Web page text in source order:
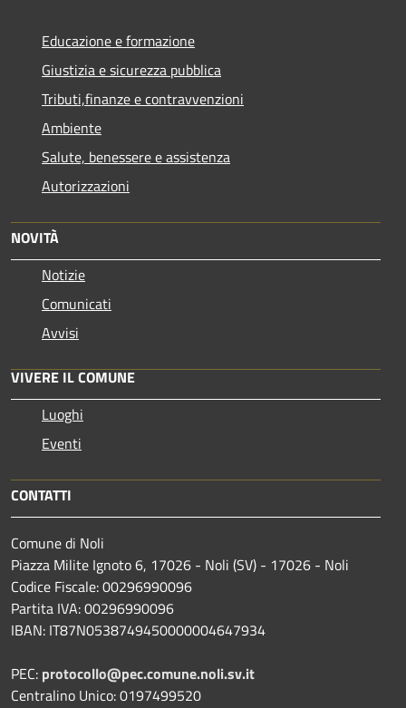
Educazione e formazione
Giustizia e sicurezza pubblica
Tributi,finanze e contravvenzioni
Ambiente
Salute, benessere e assistenza
Autorizzazioni
NOVITÀ
Notizie
Comunicati
Avvisi
VIVERE IL COMUNE
Luoghi
Eventi
CONTATTI
Comune di Noli
Piazza Milite Ignoto 6, 17026 - Noli (SV) - 17026 - Noli
Codice Fiscale: 00296990096
Partita IVA: 00296990096
IBAN: IT87N0538749450000004647934
PEC: protocollo@pec.comune.noli.sv.it
Centralino Unico: 0197499520